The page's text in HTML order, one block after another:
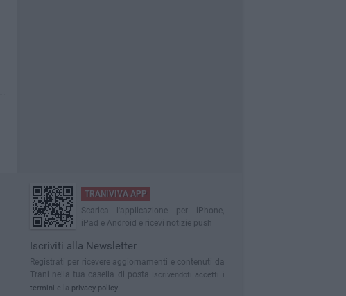
TRANIVIVA APP
Scarica l'applicazione per iPhone,
iPad e Android e ricevi notizie push
Iscriviti alla Newsletter
Registrati per ricevere aggiornamenti e contenuti da
Trani nella tua casella di posta Iscrivendoti accetti i
termini e la privacy policy